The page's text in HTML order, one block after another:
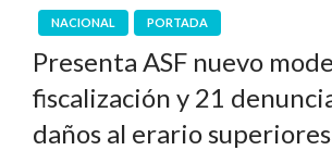
NACIONAL PORTADA
Presenta ASF nuevo
fiscalización y 21
daños al erario